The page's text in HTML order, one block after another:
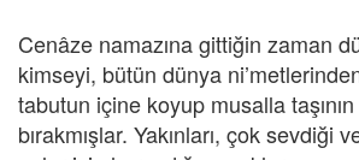
Cenâze namazına gittiğin zaman
kimseyi, bütün dünya
tabutun içine koyup musalla
bırakmışlar. Yakınları, çok sevdiği